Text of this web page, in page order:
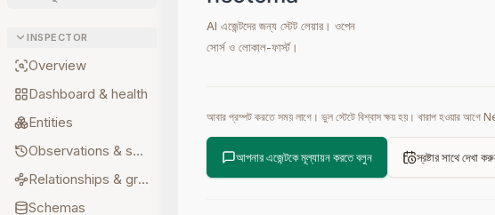
INSPECTOR
Overview
Dashboard & health
Entities
Observations & sources
Relationships & graph
Schemas
AI এজেন্টদের জন্য স্টেট লেয়ার। ওপেন
সোর্স ও লোকাল-ফার্স্ট।
আবার প্রম্পট করতে সময় লাগে। ভুল স্টেটে বিশ্বাস ক্ষয় হয়। খারাপ হওয়ার
আপনার এজেন্টকে মূল্যায়ন করতে বলুন স্রষ্টার সাথে দেখা